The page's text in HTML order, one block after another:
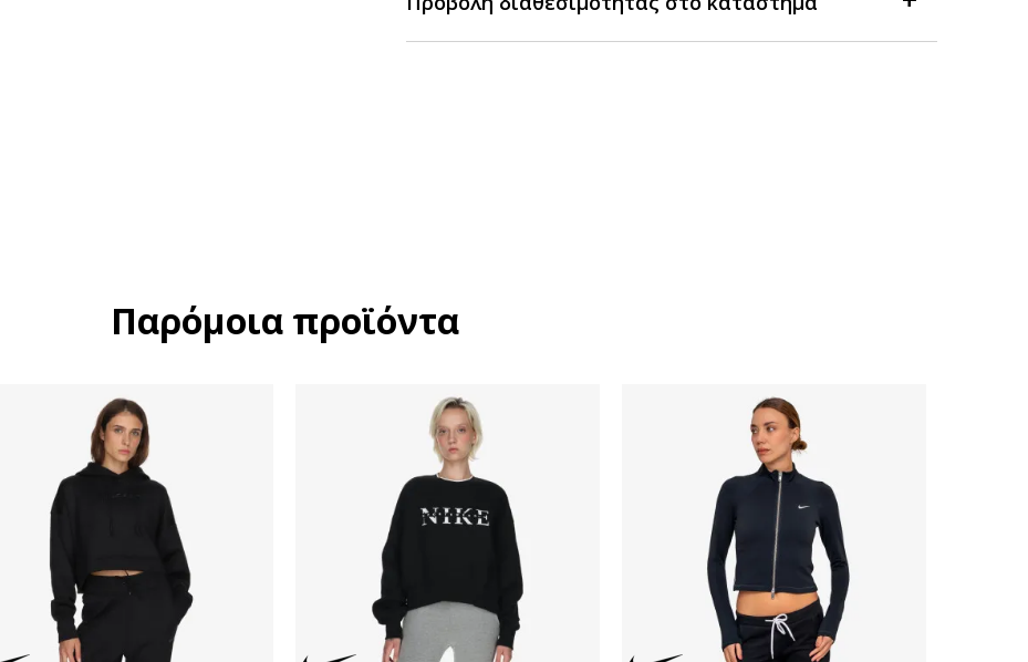
Παρόμοια προϊόντα